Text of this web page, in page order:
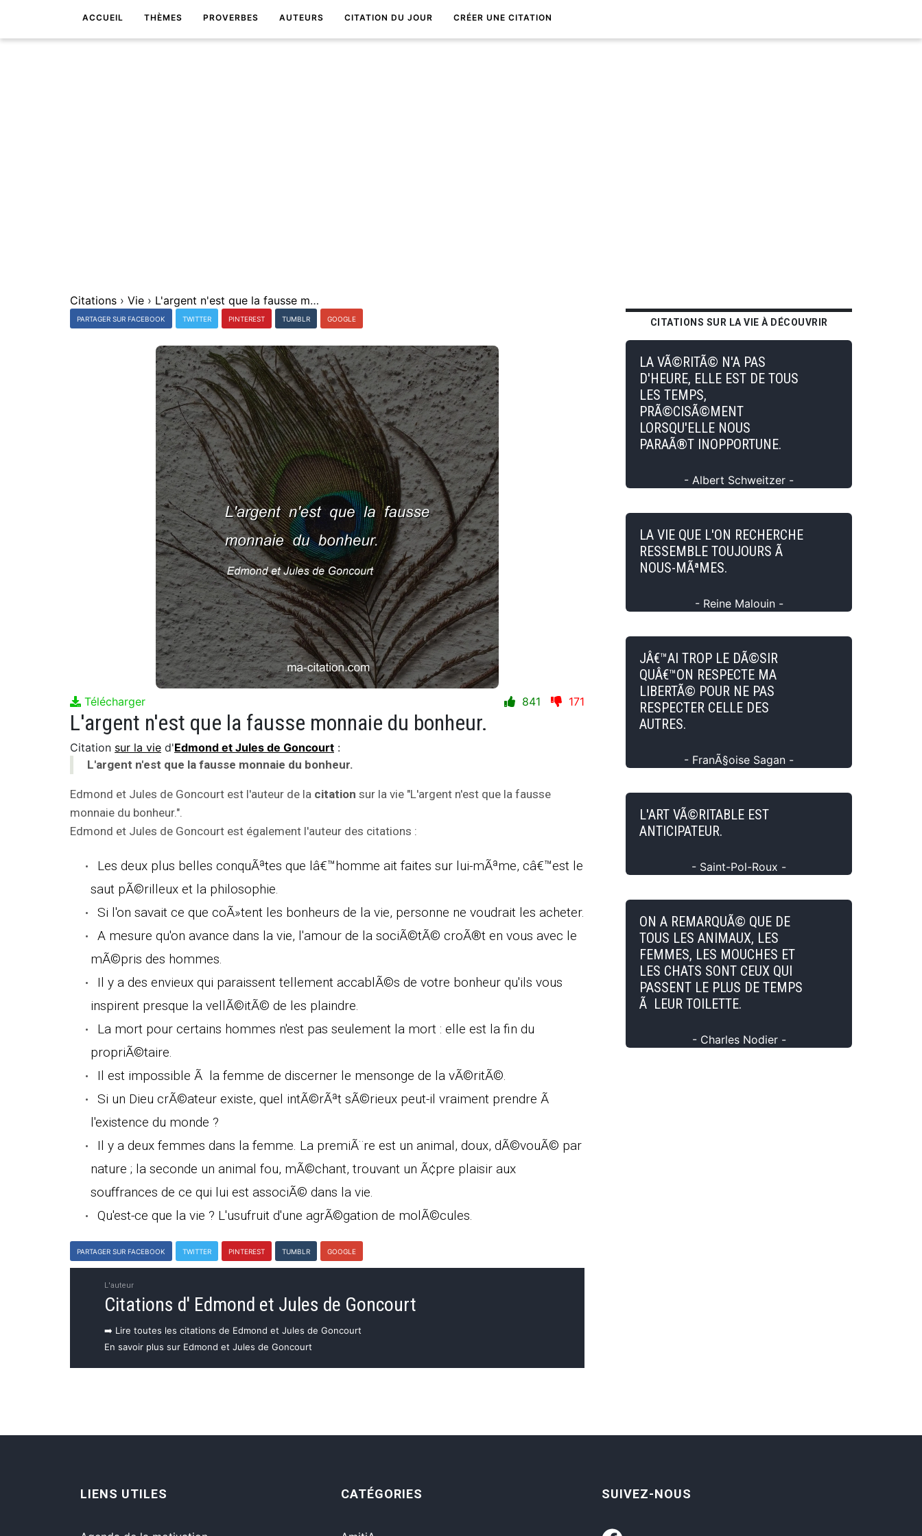
ACCUEIL THÈMES PROVERBES AUTEURS CITATION DU JOUR CRÉER UNE CITATION
Citations › Vie › L'argent n'est que la fausse monnaie du bonheur.
PARTAGER SUR FACEBOOK TWITTER PINTEREST TUMBLR GOOGLE
Télécharger 841 171
L'argent n'est que la fausse monnaie du bonheur.
Citation sur la vie d'Edmond et Jules de Goncourt :
L'argent n'est que la fausse monnaie du bonheur.
Edmond et Jules de Goncourt est l'auteur de la citation sur la vie "L'argent n'est que la fausse
monnaie du bonheur.".
Edmond et Jules de Goncourt est également l'auteur des citations :
Les deux plus belles conquÃªtes que lâ€™homme ait faites sur lui-mÃªme, câ€™est le
saut pÃ©rilleux et la philosophie.
Si l'on savait ce que coÃ»tent les bonheurs de la vie, personne ne voudrait les acheter.
A mesure qu'on avance dans la vie, l'amour de la sociÃ©tÃ© croÃ®t en vous avec le
mÃ©pris des hommes.
Il y a des envieux qui paraissent tellement accablÃ©s de votre bonheur qu'ils vous
inspirent presque la vellÃ©itÃ© de les plaindre.
La mort pour certains hommes n'est pas seulement la mort : elle est la fin du
propriÃ©taire.
Il est impossible Ã la femme de discerner le mensonge de la vÃ©ritÃ©.
Si un Dieu crÃ©ateur existe, quel intÃ©rÃªt sÃ©rieux peut-il vraiment prendre Ã
l'existence du monde ?
Il y a deux femmes dans la femme. La premiÃ¨re est un animal, doux, dÃ©vouÃ© par
nature ; la seconde un animal fou, mÃ©chant, trouvant un Ã¢pre plaisir aux
souffrances de ce qui lui est associÃ© dans la vie.
Qu'est-ce que la vie ? L'usufruit d'une agrÃ©gation de molÃ©cules.
PARTAGER SUR FACEBOOK TWITTER PINTEREST TUMBLR GOOGLE
L'auteur
Citations d' Edmond et Jules de Goncourt
➡️ Lire toutes les citations de Edmond et Jules de Goncourt
En savoir plus sur Edmond et Jules de Goncourt
CITATIONS SUR LA VIE À DÉCOUVRIR
LA VÃ©RITÃ© N'A PAS
D'HEURE, ELLE EST DE TOUS
LES TEMPS,
PRÃ©CISÃ©MENT
LORSQU'ELLE NOUS
PARAÃ®T INOPPORTUNE.
- Albert Schweitzer -
LA VIE QUE L'ON RECHERCHE
RESSEMBLE TOUJOURS Ã
NOUS-MÃªMES.
- Reine Malouin -
JÂ€™AI TROP LE DÃ©SIR
QUÂ€™ON RESPECTE MA
LIBERTÃ© POUR NE PAS
RESPECTER CELLE DES
AUTRES.
- FranÃ§oise Sagan -
L'ART VÃ©RITABLE EST
ANTICIPATEUR.
- Saint-Pol-Roux -
ON A REMARQUÃ© QUE DE
TOUS LES ANIMAUX, LES
FEMMES, LES MOUCHES ET
LES CHATS SONT CEUX QUI
PASSENT LE PLUS DE TEMPS
Ã LEUR TOILETTE.
- Charles Nodier -
LIENS UTILES CATÉGORIES SUIVEZ-NOUS